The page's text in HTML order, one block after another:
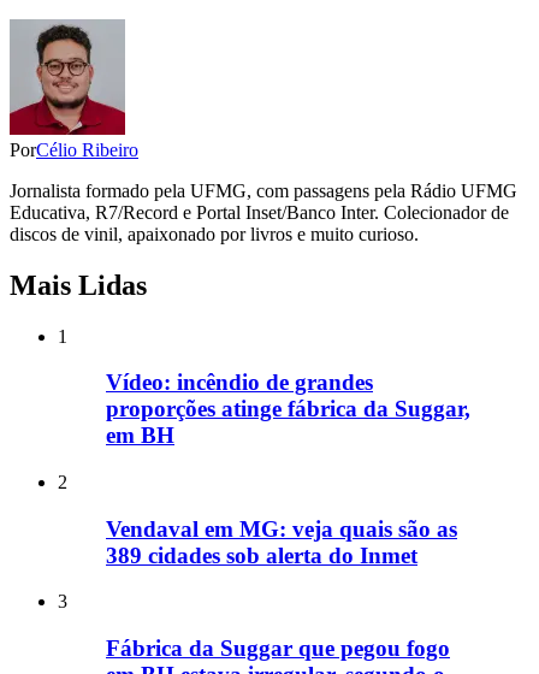
PorCélio Ribeiro
Jornalista formado pela UFMG, com passagens pela Rádio UFMG
Educativa, R7/Record e Portal Inset/Banco Inter. Colecionador de
discos de vinil, apaixonado por livros e muito curioso.
Mais Lidas
1
Vídeo: incêndio de grandes
proporções atinge fábrica da Suggar,
em BH
2
Vendaval em MG: veja quais são as
389 cidades sob alerta do Inmet
3
Fábrica da Suggar que pegou fogo